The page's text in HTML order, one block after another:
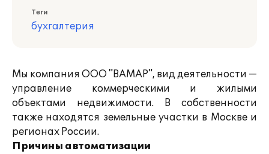
Теги
бухгалтерия
Мы компания ООО "ВАМАР", вид деятельности —
управление коммерческими и жилыми
объектами недвижимости. В собственности
также находятся земельные участки в Москве и
регионах России.
Причины автоматизации